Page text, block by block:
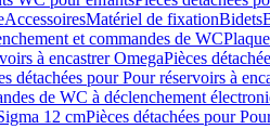
AccessoiresMatériel de fixationBidets
et commandes de WC
à encastrer OmegaPièces
détachées pour Pour réservoirs à
de WC à déclenchement
12 cmPièces détachées pour